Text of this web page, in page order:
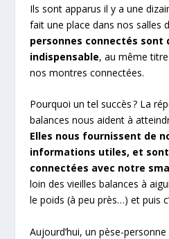
Ils sont apparus il y a une
fait une place dans nos salles
personnes connectés sont
indispensable, au même
nos montres connectées.
Pourquoi un tel succès ? La
balances nous aident à
Elles nous fournissent de
informations utiles, et
connectées avec notre
loin des vieilles balances à
le poids (à peu près…) et puis
Aujourd’hui, un pèse-